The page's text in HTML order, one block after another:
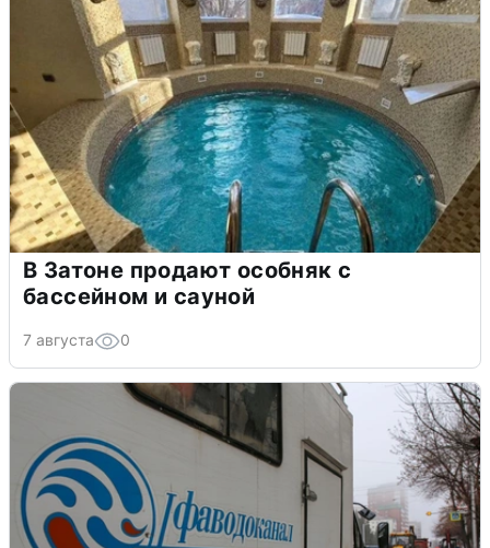
В Затоне продают особняк с
бассейном и сауной
7 августа 0